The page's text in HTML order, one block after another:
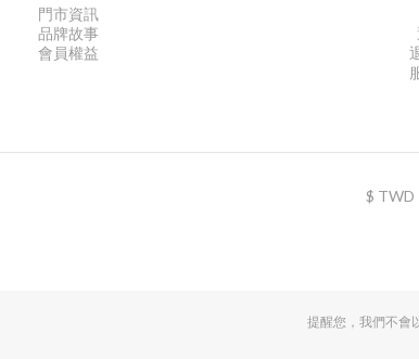
門市資訊
品牌故事
會員權益
$ TWD
提醒您，我們不會